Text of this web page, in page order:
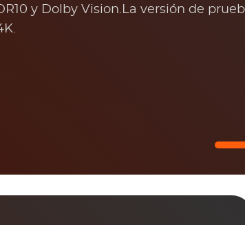
y Dolby Vision.La versión de